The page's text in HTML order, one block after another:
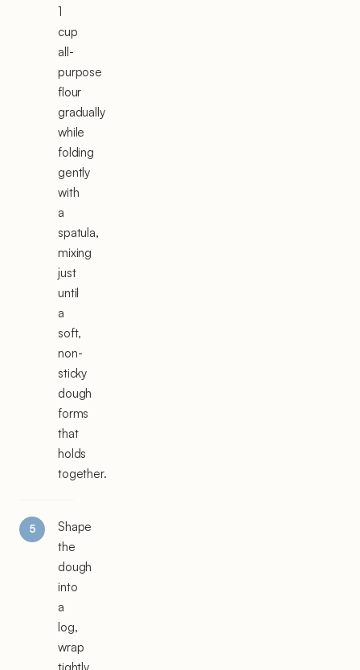
1
cup
all-
purpose
flour
gradually
while
folding
gently
with
a
spatula,
mixing
just
until
a
soft,
non-
sticky
dough
forms
that
holds
together.
Shape
the
dough
into
a
log,
wrap